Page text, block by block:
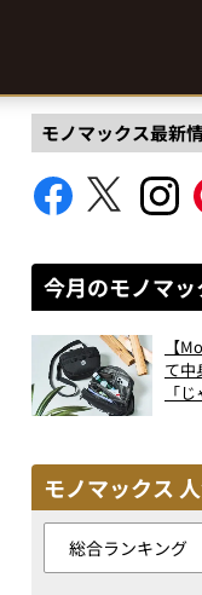
モノマックス最新
今月のモノマ
【
て中
「
モノマックス